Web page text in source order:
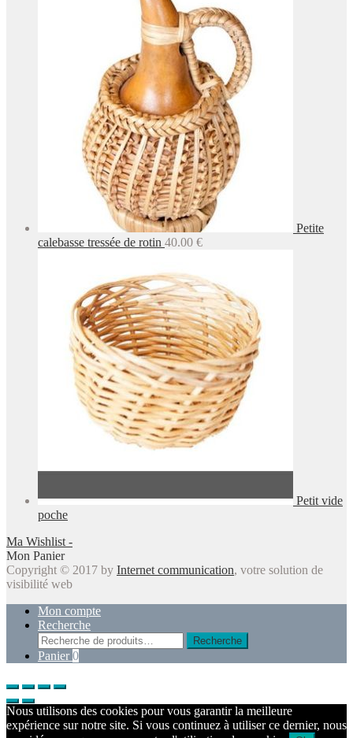
Petite
calebasse tressée de rotin 40.00 €
Petit vide
poche
Ma Wishlist -
Mon Panier
Copyright © 2017 by Internet communication, votre solution de
visibilité web
Mon compte
Recherche
Recherche
pour :
Recherche
Panier 0
Nous utilisons des cookies pour vous garantir la meilleure
expérience sur notre site. Si vous continuez à utiliser ce dernier, nous